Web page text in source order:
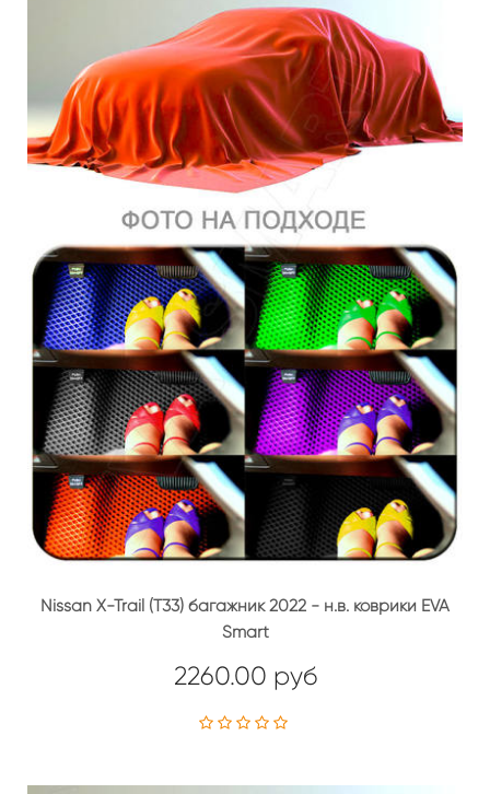
Nissan X-Trail (T33) багажник 2022 - н.в. коврики EVA
Smart
2260.00 руб